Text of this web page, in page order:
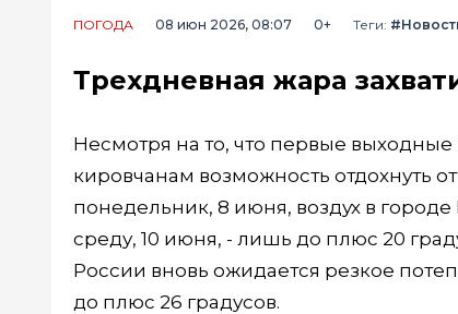
ПОГОДА 08 июн 2026, 08:07 0+ Теги:
Трехдневная жара
Несмотря на то, что первые
кировчанам возможность отдохнуть
понедельник, 8 июня, воздух в
среду, 10 июня, - лишь до плюс 20
России вновь ожидается резкое
до плюс 26 градусов.